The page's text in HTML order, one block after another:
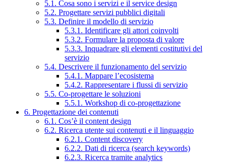
5.1. Cosa sono i servizi e il service design
5.2. Progettare servizi pubblici digitali
5.3. Definire il modello di servizio
5.3.1. Identificare gli attori coinvolti
5.3.2. Formulare la proposta di valore
5.3.3. Inquadrare gli elementi costitutivi del
servizio
5.4. Descrivere il funzionamento del servizio
5.4.1. Mappare l’ecosistema
5.4.2. Rappresentare i flussi di servizio
5.5. Co-progettare le soluzioni
5.5.1. Workshop di co-progettazione
6. Progettazione dei contenuti
6.1. Cos’è il content design
6.2. Ricerca utente sui contenuti e il linguaggio
6.2.1. Content discovery
6.2.2. Dati di ricerca (search keywords)
6.2.3. Ricerca tramite analytics